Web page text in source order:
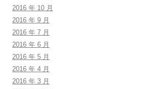
2016 年 10 月
2016 年 9 月
2016 年 7 月
2016 年 6 月
2016 年 5 月
2016 年 4 月
2016 年 3 月